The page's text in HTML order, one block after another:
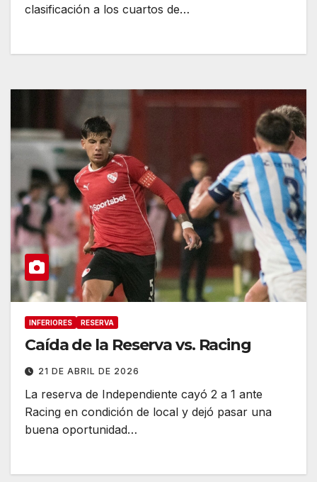
clasificación a los cuartos de…
INFERIORES RESERVA
Caída de la Reserva vs. Racing
21 DE ABRIL DE 2026
La reserva de Independiente cayó 2 a 1 ante
Racing en condición de local y dejó pasar una
buena oportunidad…